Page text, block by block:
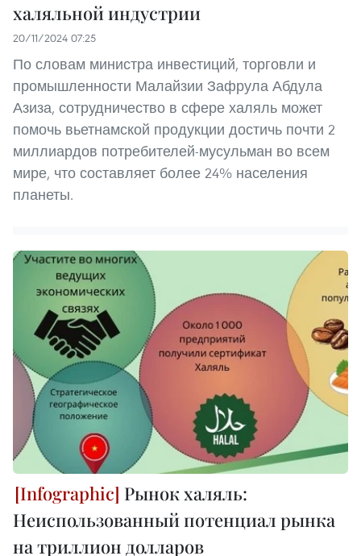
халяльной индустрии
20/11/2024 07:25
По словам министра инвестиций, торговли и
промышленности Малайзии Зафрула Абдула
Азиза, сотрудничество в сфере халяль может
помочь вьетнамской продукции достичь почти 2
миллиардов потребителей-мусульман во всем
мире, что составляет более 24% населения
планеты.
Рынок халяль:
Неиспользованный потенциал рынка
на триллион долларов